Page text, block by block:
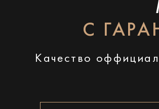
С
Качество